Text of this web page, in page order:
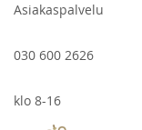
Asiakaspalvelu
030 600 2626
klo 8-16